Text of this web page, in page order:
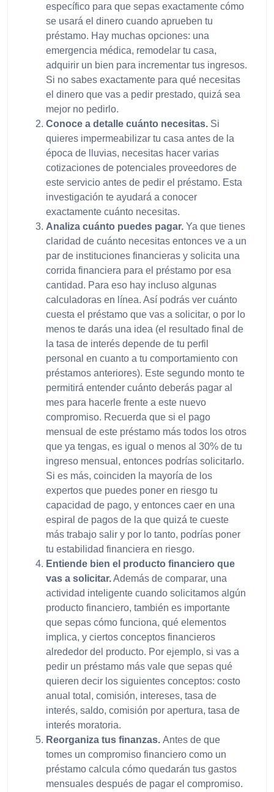
específico para que sepas exactamente cómo
se usará el dinero cuando aprueben tu
préstamo. Hay muchas opciones: una
emergencia médica, remodelar tu casa,
adquirir un bien para incrementar tus ingresos.
Si no sabes exactamente para qué necesitas
el dinero que vas a pedir prestado, quizá sea
mejor no pedirlo.
Conoce a detalle cuánto necesitas. Si
quieres impermeabilizar tu casa antes de la
época de lluvias, necesitas hacer varias
cotizaciones de potenciales proveedores de
este servicio antes de pedir el préstamo. Esta
investigación te ayudará a conocer
exactamente cuánto necesitas.
Analiza cuánto puedes pagar. Ya que tienes
claridad de cuánto necesitas entonces ve a un
par de instituciones financieras y solicita una
corrida financiera para el préstamo por esa
cantidad. Para eso hay incluso algunas
calculadoras en línea. Así podrás ver cuánto
cuesta el préstamo que vas a solicitar, o por lo
menos te darás una idea (el resultado final de
la tasa de interés depende de tu perfil
personal en cuanto a tu comportamiento con
préstamos anteriores). Este segundo monto te
permitirá entender cuánto deberás pagar al
mes para hacerle frente a este nuevo
compromiso. Recuerda que si el pago
mensual de este préstamo más todos los otros
que ya tengas, es igual o menos al 30% de tu
ingreso mensual, entonces podrías solicitarlo.
Si es más, coinciden la mayoría de los
expertos que puedes poner en riesgo tu
capacidad de pago, y entonces caer en una
espiral de pagos de la que quizá te cueste
más trabajo salir y por lo tanto, podrías poner
tu estabilidad financiera en riesgo.
Entiende bien el producto financiero que
vas a solicitar.Además de comparar, una
actividad inteligente cuando solicitamos algún
producto financiero, también es importante
que sepas cómo funciona, qué elementos
implica, y ciertos conceptos financieros
alrededor del producto. Por ejemplo, si vas a
pedir un préstamo más vale que sepas qué
quieren decir los siguientes conceptos: costo
anual total, comisión, intereses, tasa de
interés, saldo, comisión por apertura, tasa de
interés moratoria.
Reorganiza tus finanzas. Antes de que
tomes un compromiso financiero como un
préstamo calcula cómo quedarán tus gastos
mensuales después de pagar el compromiso.